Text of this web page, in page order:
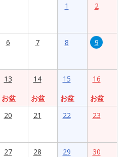
1 2
6 7 8 9
13
お盆
14
お盆
15
お盆
16
お盆
20 21 22 23
27 28 29 30